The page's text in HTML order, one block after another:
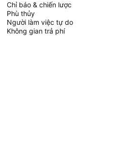
Chỉ báo & chiến lược
Phù thủy
Người làm việc tự do
Không gian trả phí